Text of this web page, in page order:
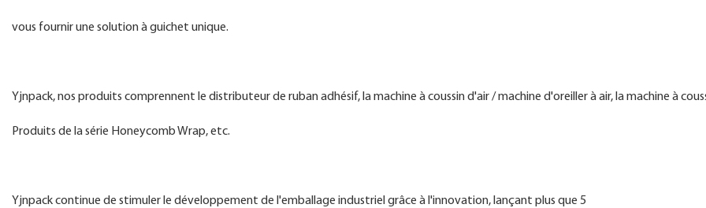
vous fournir une solution à guichet unique.
Yjnpack, nos produits comprennent le distributeur de ruban adhésif, la machine à coussin d'air / machine d'oreiller à air, la machine à
Produits de la série Honeycomb Wrap, etc.
Yjnpack continue de stimuler le développement de l'emballage industriel grâce à l'innovation, lançant plus que 5